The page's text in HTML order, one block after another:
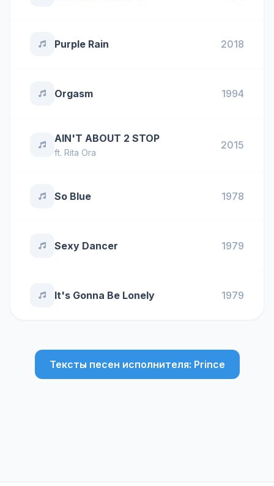
Purple Rain 2018
Orgasm 1994
AIN'T ABOUT 2 STOP
ft. Rita Ora
2015
So Blue 1978
Sexy Dancer 1979
It's Gonna Be Lonely 1979
Тексты песен исполнителя: Prince